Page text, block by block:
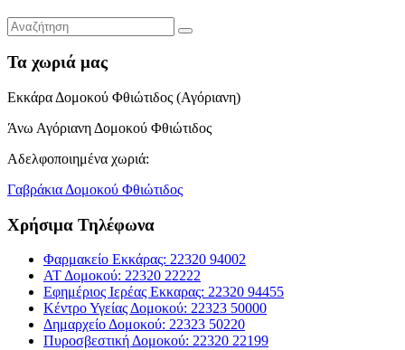
Τα χωριά μας
Εκκάρα Δομοκού Φθιώτιδος (Αγόριανη)
Άνω Αγόριανη Δομοκού Φθιώτιδος
Αδελφοποιημένα χωριά:
Γαβράκια Δομοκού Φθιώτιδος
Χρήσιμα Τηλέφωνα
Φαρμακείο Εκκάρας: 22320 94002
ΑΤ Δομοκού: 22320 22222
Εφημέριος Ιερέας Εκκαρας: 22320 94455
Κέντρο Υγείας Δομοκού: 22323 50000
Δημαρχείο Δομοκού: 22323 50220
Πυροσβεστική Δομοκού: 22320 22199